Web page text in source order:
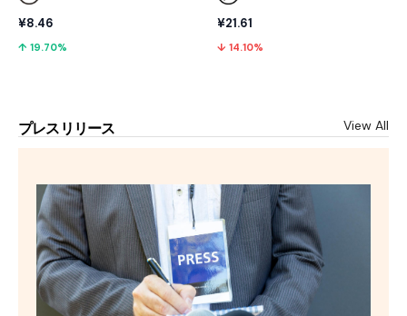
¥8.46
↑ 19.70%
¥21.61
↓ 14.10%
プレスリリース View All